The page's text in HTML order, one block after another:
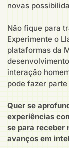
novas
Não fique para
Experimente o
plataformas da
interação
pode fazer
Quer se
experiências
se para receber
avanços em